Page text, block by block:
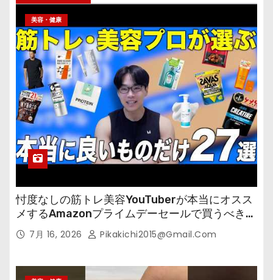
美容・健康
忖度なしの筋トレ美容YouTuberが本当にオスス
メするAmazonプライムデーセールで買うべきも
の 7月 16, 2026 Pikakichi2015@gmail.com